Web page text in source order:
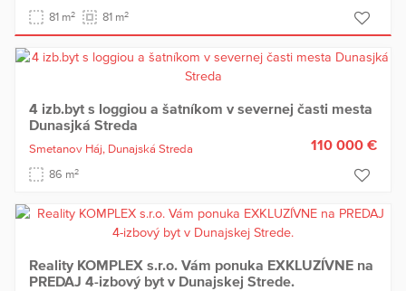
81 m2 81 m2
4 izb.byt s loggiou a šatníkom v severnej časti mesta
Dunasjká Streda
Smetanov Háj, Dunajská Streda
86 m2
110 000 €
Reality KOMPLEX s.r.o. Vám ponuka EXKLUZÍVNE na
PREDAJ 4-izbový byt v Dunajskej Strede.